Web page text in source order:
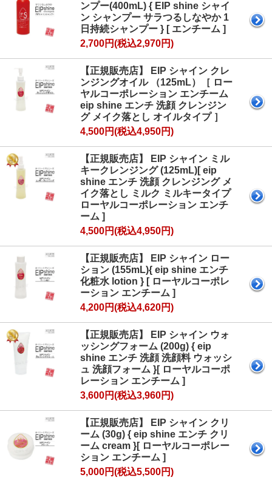
ンプー(400mL) { EIP shine シャイ
ン シャンプー サラつるしなやか 1
日持続シャンプー } [ エンチーム ]
2,700円(税込2,970円)
【正規販売店】 EIP シャイン クレ
ンジングオイル （125mL）［ ロー
ヤルコーポレーション エンチーム
eip shine エンチ 洗顔 クレンジン
グ メイク落とし オイルタイプ ］
4,500円(税込4,950円)
【正規販売店】 EIP シャイン ミル
キークレンジング (125mL)[ eip
shine エンチ 洗顔 クレンジング メ
イク落とし ミルク ミルキータイプ
ローヤルコーポレーション エンチ
ーム ]
4,500円(税込4,950円)
【正規販売店】 EIP シャイン ロー
ション (155mL){ eip shine エンチ
化粧水 lotion } [ ローヤルコーポレ
ーション エンチーム ]
4,200円(税込4,620円)
【正規販売店】 EIP シャイン ウォ
ッシングフォーム (200g) { eip
shine エンチ 洗顔 洗顔料 ウォッシ
ュ 洗顔フォーム }[ ローヤルコーポ
レーション エンチーム ]
3,600円(税込3,960円)
【正規販売店】 EIP シャイン クリ
ーム (30g) { eip shine エンチ クリ
ーム cream }[ ローヤルコーポレー
ション エンチーム ]
5,000円(税込5,500円)